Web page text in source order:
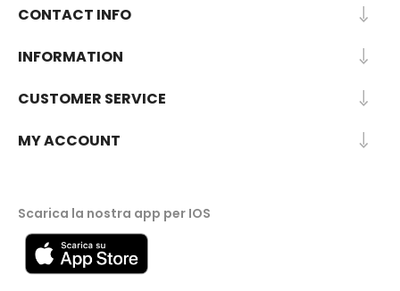
CONTACT INFO
INFORMATION
CUSTOMER SERVICE
MY ACCOUNT
Scarica la nostra app per IOS